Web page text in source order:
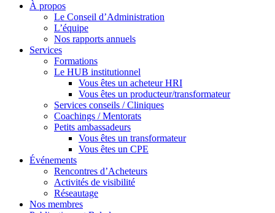
À propos
Le Conseil d’Administration
L’équipe
Nos rapports annuels
Services
Formations
Le HUB institutionnel
Vous êtes un acheteur HRI
Vous êtes un producteur/transformateur
Services conseils / Cliniques
Coachings / Mentorats
Petits ambassadeurs
Vous êtes un transformateur
Vous êtes un CPE
Événements
Rencontres d’Acheteurs
Activités de visibilité
Réseautage
Nos membres